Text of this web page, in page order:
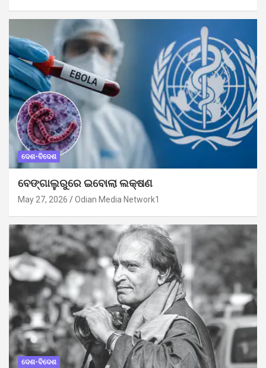
ଦେଶ-ବିଦେଶ
ବେଙ୍ଗାଲୁରୁରେ ଇବୋଲା ଲକ୍ଷଣ
May 27, 2026 Odian Media Network1
ଦେଶ-ବିଦେଶ